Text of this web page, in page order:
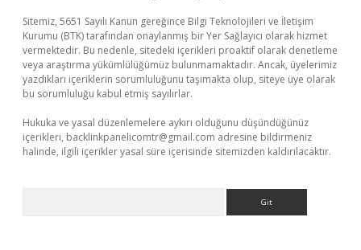
Sitemiz, 5651 Sayılı Kanun gereğince Bilgi Teknolojileri ve İletişim
Kurumu (BTK) tarafından onaylanmış bir Yer Sağlayıcı olarak hizmet
vermektedir. Bu nedenle, sitedeki içerikleri proaktif olarak denetleme
veya araştırma yükümlülüğümüz bulunmamaktadır. Ancak, üyelerimiz
yazdıkları içeriklerin sorumluluğunu taşımakta olup, siteye üye olarak
bu sorumluluğu kabul etmiş sayılırlar.
Hukuka ve yasal düzenlemelere aykırı olduğunu düşündüğünüz
içerikleri, backlinkpanelicomtr@gmail.com adresine bildirmeniz
halinde, ilgili içerikler yasal süre içerisinde sitemizden kaldırılacaktır.